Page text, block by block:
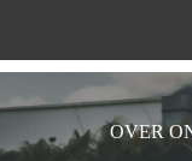
OVER